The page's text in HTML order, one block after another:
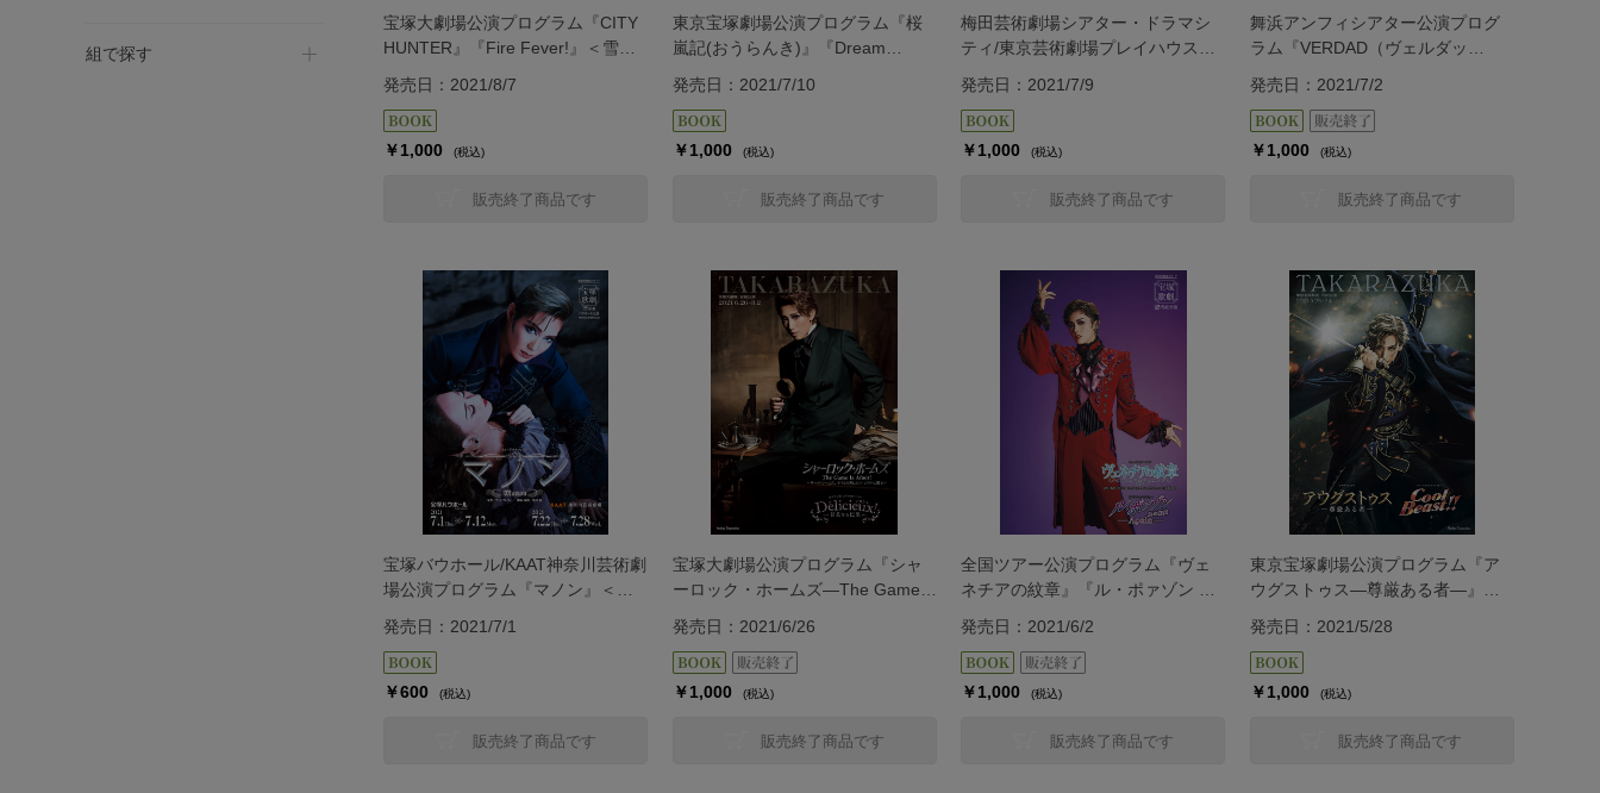
組で探す
宝塚大劇場公演プログラム『CITY
HUNTER』『Fire Fever!』＜雪組
発売日：2021/8/7
￥1,000 (税込)
販売終了商品です
東京宝塚劇場公演プログラム『桜
嵐記(おうらんき)』『Dream
Chaser』＜月組＞
発売日：2021/7/10
￥1,000 (税込)
販売終了商品です
梅田芸術劇場シアター・ドラマシ
ティ/東京芸術劇場プレイハウス公
演プログラム『婆娑羅（ばさら）
の玄孫（やしゃご）』＜星組＞
発売日：2021/7/9
￥1,000 (税込)
販売終了商品です
舞浜アンフィシアター公演プログ
ラム『VERDAD（ヴェルダッ
ド）!!』＜星組＞
発売日：2021/7/2
￥1,000 (税込)
販売終了商品です
宝塚バウホール/KAAT神奈川芸術劇
場公演プログラム『マノン』＜星
組＞
発売日：2021/7/1
￥600 (税込)
販売終了商品です
宝塚大劇場公演プログラム『シャ
ーロック・ホームズ―The Game
Is Afoot!―』『Delicieux（デリシュ
ー）!―甘美なる巴里―』＜宙組＞
発売日：2021/6/26
￥1,000 (税込)
販売終了商品です
全国ツアー公演プログラム『ヴェ
ネチアの紋章』『ル・ポァゾン 愛
の媚薬―Again―』＜雪組＞
発売日：2021/6/2
￥1,000 (税込)
販売終了商品です
東京宝塚劇場公演プログラム『ア
ウグストゥス―尊厳ある者―』
『Cool Beast!!』＜花組＞
発売日：2021/5/28
￥1,000 (税込)
販売終了商品です